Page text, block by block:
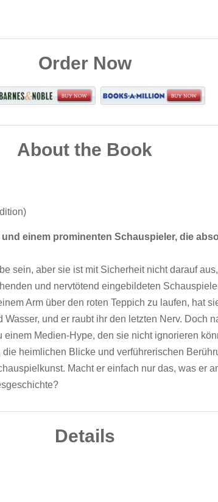
Order Now
About the Book
einem prominenten Schauspieler, die
sein, aber sie ist mit Sicherheit nicht darauf
und nervtötend eingebildeten
Arm über den roten Teppich zu laufen, hat
und er raubt ihr den letzten Nerv. Doch
Medien-Hype, den sie nicht ignorieren
heimlichen Blicke und verführerischen
Macht er einfach nur das, was er
Details